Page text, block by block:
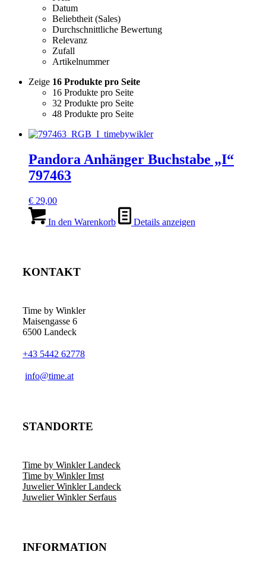
Datum
Beliebtheit (Sales)
Durchschnittliche Bewertung
Relevanz
Zufall
Artikelnummer
Zeige 16 Produkte pro Seite
16 Produkte pro Seite
32 Produkte pro Seite
48 Produkte pro Seite
Pandora Anhänger Buchstabe „I“
797463
€ 29,00
In den Warenkorb Details anzeigen
KONTAKT
Time by Winkler
Maisengasse 6
6500 Landeck
+43 5442 62778
­info@time.at
STANDORTE
Time by Winkler Landeck
Time by Winkler Imst
Juwelier Winkler Landeck
Juwelier Winkler Serfaus
INFORMATION